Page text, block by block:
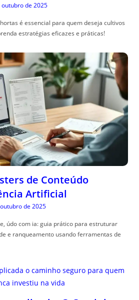
outubro de 2025
é essencial para quem deseja cultivos
estratégias eficazes e práticas!
de Conteúdo
Artificial
de 2025
údo com ia: guia prático para estruturar
e ranqueamento usando ferramentas de